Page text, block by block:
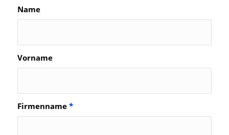
Name
Vorname
Firmenname *